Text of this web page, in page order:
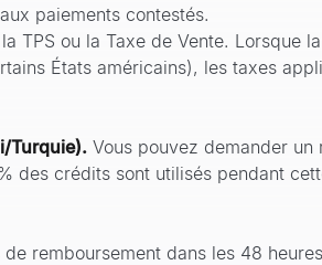
paiements contestés.
TPS ou la Taxe de Vente. Lorsque
États américains), les taxes
Turquie). Vous pouvez demander
des crédits sont utilisés pendant
remboursement dans les 48